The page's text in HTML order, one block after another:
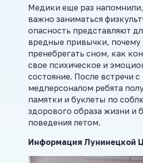
Медики еще раз
важно заниматься
опасность представляют
вредные привычки, почему
пренебрегать сном, как
свое психическое и
состояние. После встречи с
медперсоналом ребята
памятки и буклеты по
здорового образа жизни и
поведения летом.
Информация Лунинецкой